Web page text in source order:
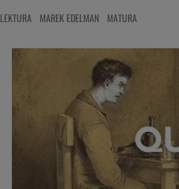
LEKTURA MAREK EDELMAN MATURA